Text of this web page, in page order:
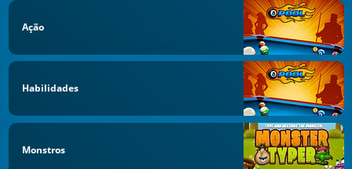
Ação
Habilidades
Monstros